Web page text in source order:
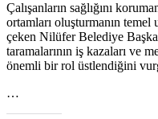
Çalışanların sağlığını
ortamları oluşturmanın
çeken Nilüfer Belediye
taramalarının iş kazaları ve
önemli bir rol üstlendiğini
…